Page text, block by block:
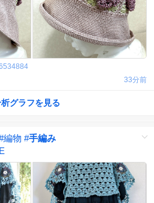
33分前
グラフを見る
編物 #手編み